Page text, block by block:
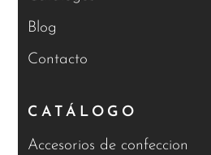
Blog
Contacto
CATÁLOGO
Accesorios de confeccion